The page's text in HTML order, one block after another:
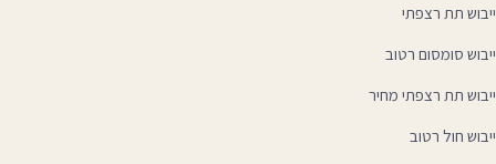
ייבוש תת רצפתי
ייבוש סומסום רטוב
ייבוש תת רצפתי מחיר
ייבוש חול רטוב